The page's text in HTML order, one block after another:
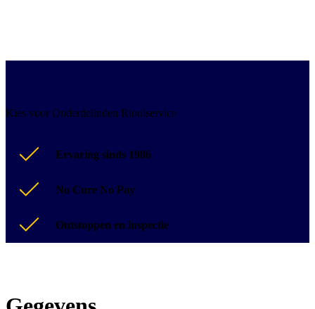
Kies voor Onderdelinden Rioolservice
Ervaring sinds 1986
No Cure No Pay
Ontstoppen en inspectie